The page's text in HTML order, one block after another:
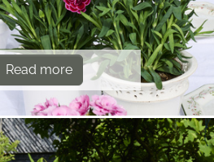
Read more